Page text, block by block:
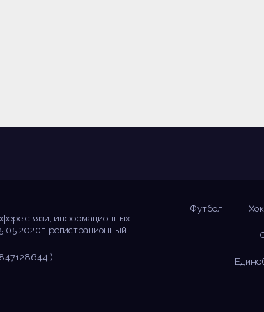
связи, информационных
регистрационный
)
Футбол